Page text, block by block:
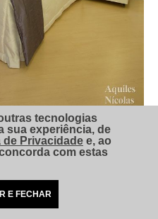
tecnologias
sua experiência, de
de Privacidade e, ao
com estas
E FECHAR